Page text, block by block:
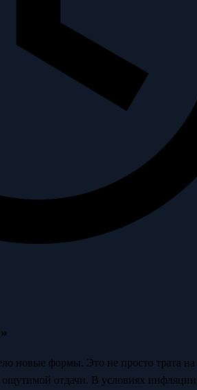
новые формы. Это не просто трата
ощутимой отдачи. В условиях